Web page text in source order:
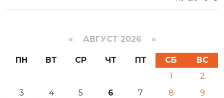
« АВГУСТ 2026 »
ПН ВТ СР ЧТ ПТ СБ
ВС
1
2
3
4 5 6 7 8
9